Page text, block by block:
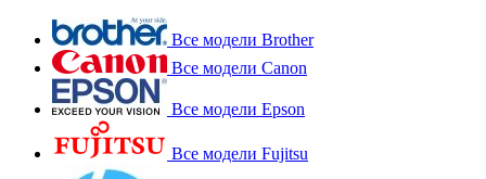
Все модели Brother
Все модели Canon
Все модели Epson
Все модели Fujitsu